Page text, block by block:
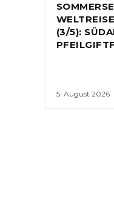
(3/5):
5. August 2026